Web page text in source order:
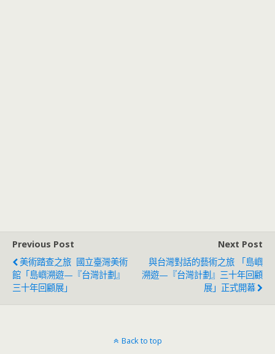
Previous Post
美術踏查之旅 國立臺灣美術
館「島嶼溯遊—『台灣計劃』
三十年回顧展」
Next Post
與台灣對話的藝術之旅 「島嶼
溯遊—『台灣計劃』三十年回顧
展」正式開幕
Back to top